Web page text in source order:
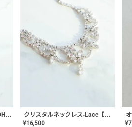
クリスタルクラウン【MA-COHD-01】韓国風クラウン/ウェディングクラウン/ティアラ クリスタルネックレス-Lace【MA-CONL-02】
¥16,500 ¥